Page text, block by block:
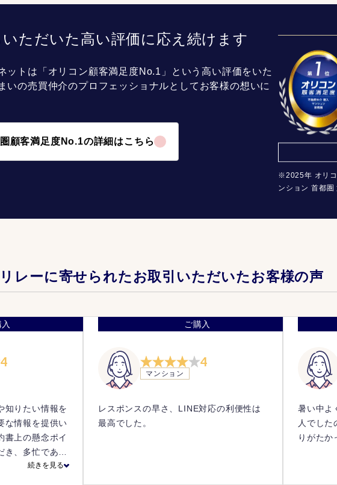
ただいた高い評価に応え続けます
ットは「オリコン顧客満足度No.1」という高い評価をいた
いの売買仲介のプロフェッショナルとしてお客様の想いに
顧客満足度No.1の詳細はこちら
※2025年 オリ
ンション 首都圏
レーに寄せられたお取引いただいたお客様の声
4
知りたい情報を
な情報を提供い
書上の懸念ポイ
、多忙であっ
ンドしてくださ
続きを見る
ご購入
4
マンション
レスポンスの早さ、LINE対応の利便性は
最高でした。
暑い中よ
人でした
りがたか